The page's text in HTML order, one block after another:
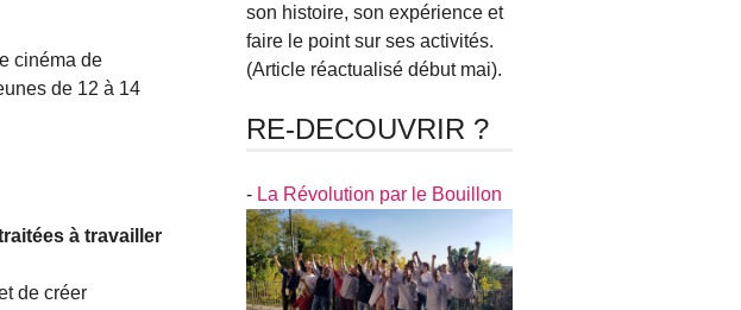
cinéma de
de 12 à 14
à travailler
de créer
son histoire, son expérience et
faire le point sur ses activités.
(Article réactualisé début mai).
RE-DECOUVRIR ?
- La Révolution par le Bouillon